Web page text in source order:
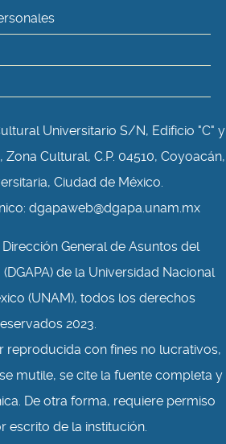
Universitario S/N, Edificio "C" y
Zona Cultural, C.P. 04510, Coyoacán,
Ciudad de México.
dgapaweb@dgapa.unam.mx
General de Asuntos del
de la Universidad Nacional
(UNAM), todos los derechos
2023.
reproducida con fines no lucrativos,
mutile, se cite la fuente completa y
De otra forma, requiere permiso
escrito de la institución.